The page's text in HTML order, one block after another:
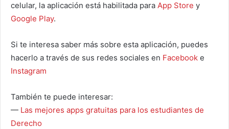
celular, la aplicación está habilitada para App Store y
Google Play.
Si te interesa saber más sobre esta aplicación, puedes
hacerlo a través de sus redes sociales en Facebook e
Instagram
También te puede interesar:
— Las mejores apps gratuitas para los estudiantes de
Derecho